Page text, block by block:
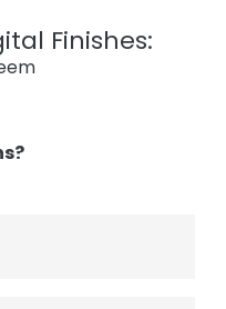
Finishes: